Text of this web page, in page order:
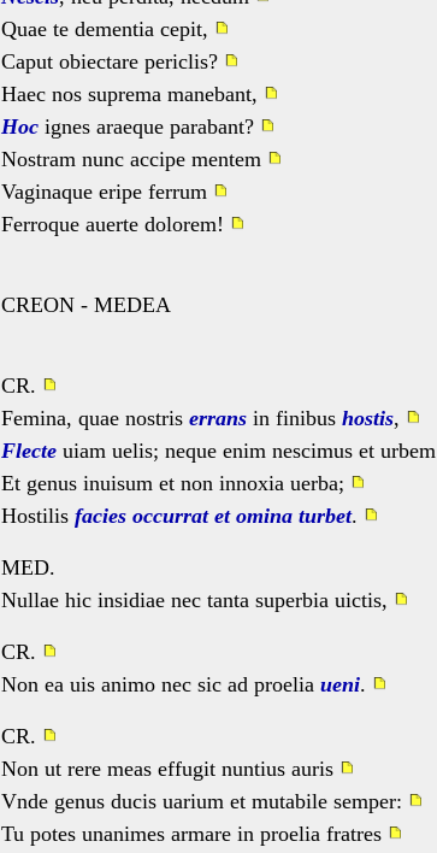
Quae te dementia cepit,
Caput obiectare periclis?
Haec nos suprema manebant,
Hoc ignes araeque parabant?
Nostram nunc accipe mentem
Vaginaque eripe ferrum
Ferroque auerte dolorem!
CREON - MEDEA
CR.
Femina, quae nostris errans in finibus hostis,
Flecte uiam uelis; neque enim nescimus et urbem
Et genus inuisum et non innoxia uerba;
Hostilis facies occurrat et omina turbet.
MED.
Nullae hic insidiae nec tanta superbia uictis,
CR.
Non ea uis animo nec sic ad proelia ueni.
CR.
Non ut rere meas effugit nuntius auris
Vnde genus ducis uarium et mutabile semper:
Tu potes unanimes armare in proelia fratres